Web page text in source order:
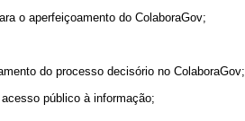
o aperfeiçoamento do ColaboraGov;
do processo decisório no ColaboraGov;
público à informação;